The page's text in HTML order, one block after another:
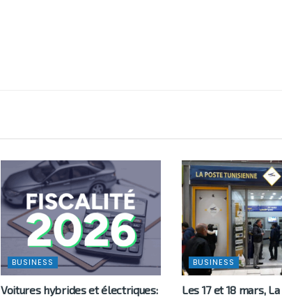
BUSINESS
Voitures hybrides et électriques:
BUSINESS
Les 17 et 18 mars,